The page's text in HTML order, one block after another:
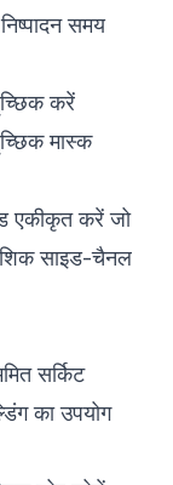
समय
करें
मास्क
एकीकृत करें जो
साइड-चैनल
सर्किट
का उपयोग